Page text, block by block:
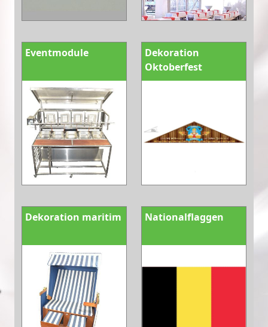
Eventmodule
Dekoration
Oktoberfest
Dekoration maritim Nationalflaggen